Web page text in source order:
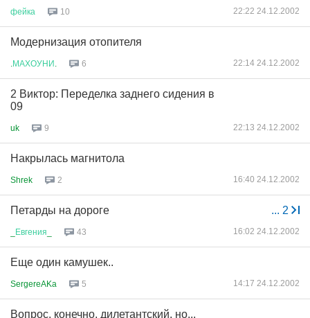
фейка 10 22:22 24.12.2002
Модернизация отопителя
МАХОУНИ 6 22:14 24.12.2002
2 Виктор: Переделка заднего сидения в
09
uk 9 22:13 24.12.2002
Накрылась магнитола
Shrek 2 16:40 24.12.2002
... 2
Петарды на дороге
Евгения 43 16:02 24.12.2002
Еще один камушек..
SergereAKa 5 14:17 24.12.2002
Вопрос, конечно, дилетантский, но...